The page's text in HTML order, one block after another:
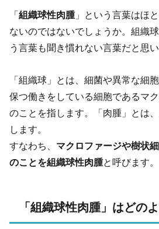
「組織球性肉腫」という言葉はほ
ないのではないでしょうか。組織
う言葉も聞き慣れない言葉だと思い
「組織球」とは、細菌や異常な細
保つ働きをしている細胞であるマ
のことを指します。「肉腫」とは
します。
すなわち、 マクロファージや樹状
のことを組織球性肉腫と呼びます。
「組織球性肉腫」はどの